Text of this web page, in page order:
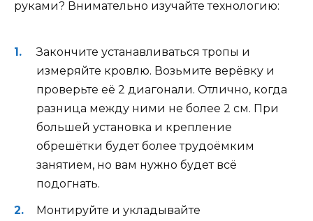
руками? Внимательно изучайте технологию:
Закончите устанавливаться тропы и
измеряйте кровлю. Возьмите верёвку и
проверьте её 2 диагонали. Отлично, когда
разница между ними не более 2 см. При
большей установка и крепление
обрешётки будет более трудоёмким
занятием, но вам нужно будет всё
подогнать.
Монтируйте и укладывайте